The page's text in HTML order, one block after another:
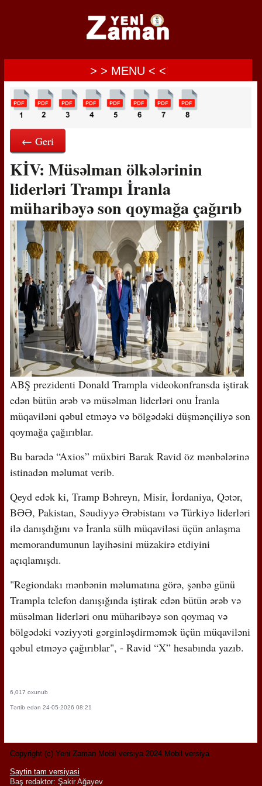
> > MENU < <
← Geri
KİV: Müsəlman ölkələrinin
liderləri Trampı İranla
müharibəyə son qoymağa çağırıb
ABŞ prezidenti Donald Trampla videokonfransda iştirak
edən bütün ərəb və müsəlman liderləri onu İranla
müqaviləni qəbul etməyə və bölgədəki düşmənçiliyə son
qoymağa çağırıblar.
Bu barədə “Axios” müxbiri Barak Ravid öz mənbələrinə
istinadən məlumat verib.
Qeyd edək ki, Tramp Bəhreyn, Misir, İordaniya, Qətər,
BƏƏ, Pakistan, Səudiyyə Ərəbistanı və Türkiyə liderləri
ilə danışdığını və İranla sülh müqaviləsi üçün anlaşma
memorandumunun layihəsini müzakirə etdiyini
açıqlamışdı.
"Regiondakı mənbənin məlumatına görə, şənbə günü
Trampla telefon danışığında iştirak edən bütün ərəb və
müsəlman liderləri onu müharibəyə son qoymaq və
bölgədəki vəziyyəti gərginləşdirməmək üçün müqaviləni
qəbul etməyə çağırıblar", - Ravid “X” hesabında yazıb.
6,017 oxunub
Tərtib edən 24-05-2026 08:21
Copyright (c) Yeni Zaman Mobil versiya 2024 Mobil versiya
Saytin tam versiyasi
Baş redaktor: Şakir Ağayev